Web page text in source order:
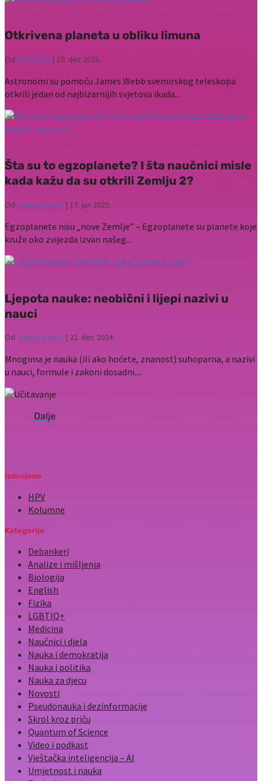
Otkrivena planeta u obliku limuna
Od Redakcija | 20. dec 2025.
Astronomi su pomoću James Webb svemirskog teleskopa
otkrili jedan od najbizarnijih svjetova ikada...
Šta su to egzoplanete? I šta naučnici misle
kada kažu da su otkrili Zemlju 2?
Od Jelena Kalinić | 17. jun 2025.
Egzoplanete nisu „nove Zemlje” – Egzoplanete su planete koje
kruže oko zvijezda izvan našeg...
Ljepota nauke: neobični i lijepi nazivi u
nauci
Od Jelena Kalinić | 22. dec 2024.
Mnogima je nauka (ili ako hoćete, znanost) suhoparna, a nazivi
u nauci, formule i zakoni dosadni....
Izdvojeno
HPV
Kolumne
Kategorije
Debankeri
Analize i mišljenja
Biologija
English
Fizika
LGBTIQ+
Medicina
Naučnici i djela
Nauka i demokratija
Nauka i politika
Nauka za djecu
Novosti
Pseudonauka i dezinformacije
Skrol kroz priču
Quantum of Science
Video i podkast
Vještačka inteligencija – AI
Umjetnost i nauka